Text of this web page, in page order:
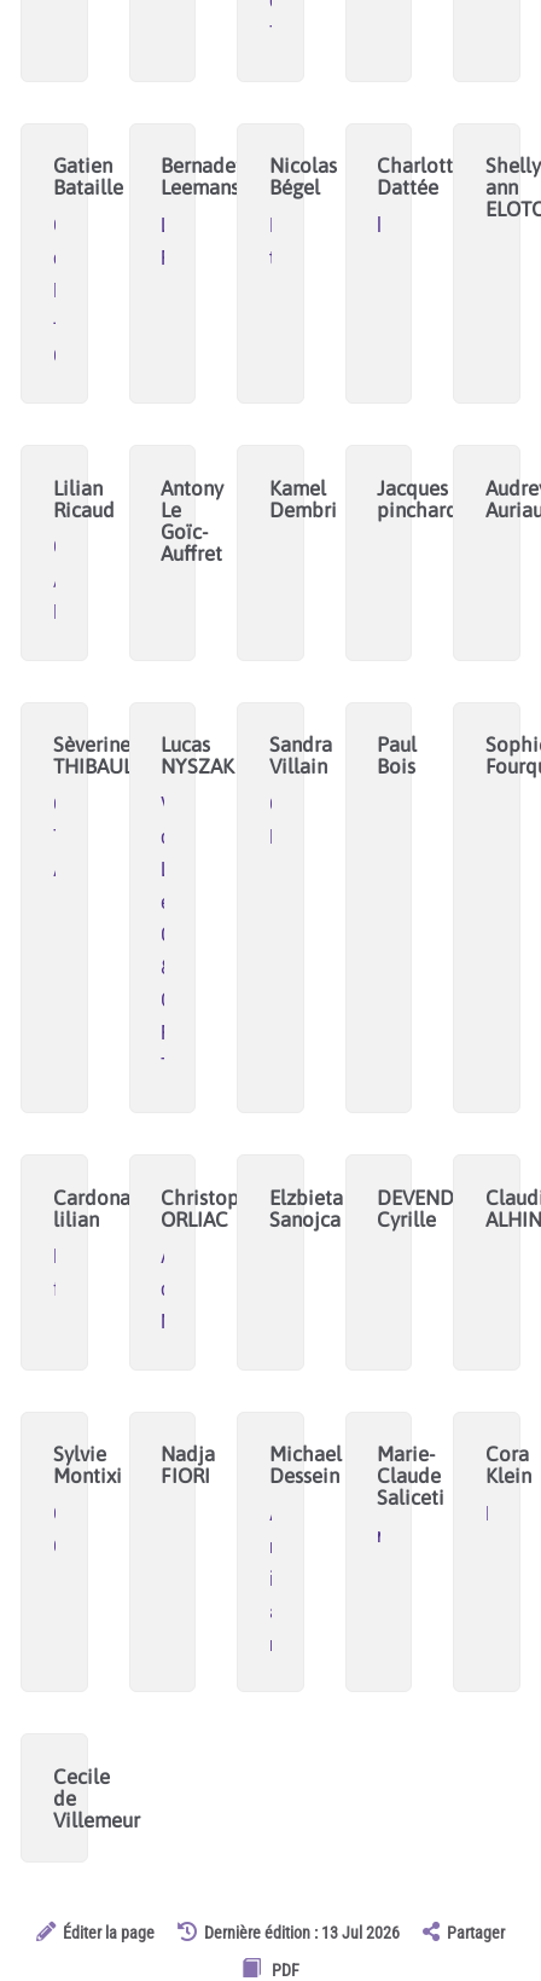
Transitions
Gatien
Bataille
CRIE
de
Mouscron
-
Cooptic
Bernadette
Leemans
Les
Fougères
Nicolas
Bégel
Ineco
transitions
Charlotte
Dattée
lFluidivance
ann
Lilian
Ricaud
Ozon
/
Métacartes
Antony
Le
Goïc-
Auffret
Kamel
Dembri
Jacques
pinchard
Sèverine
THIBAULT
Care
Trégor
Argoat
Lucas
NYSZAK
Ville
de
Loos-
en-
Gohelle
&
Commun
France
Territoriale
Sandra
Villain
C'EST
POURQUOI
Paul
Bois
Cardona
lilian
La
fatkeee
Christophe
ORLIAC
Académie
de
Nîmes
Elzbieta
Sanojca
DEVENDEVILLE
Cyrille
Sylvie
Montixi
CAE
COOP'ALPHA
Nadja
FIORI
Michael
Dessein
Auteur-
réalisateur
indépendant,
artiste
robuste
Marie-
Claude
Saliceti
Cora
Klein
Cecile
de
Villemeur
Éditer la page Dernière édition : 13 Jul 2026
Partager
PDF